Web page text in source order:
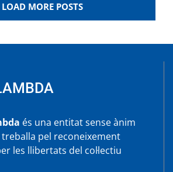
persona
con
LOAD MORE POSTS
és una entitat sense ànim
pel reconeixement
les llibertats del col·lectiu